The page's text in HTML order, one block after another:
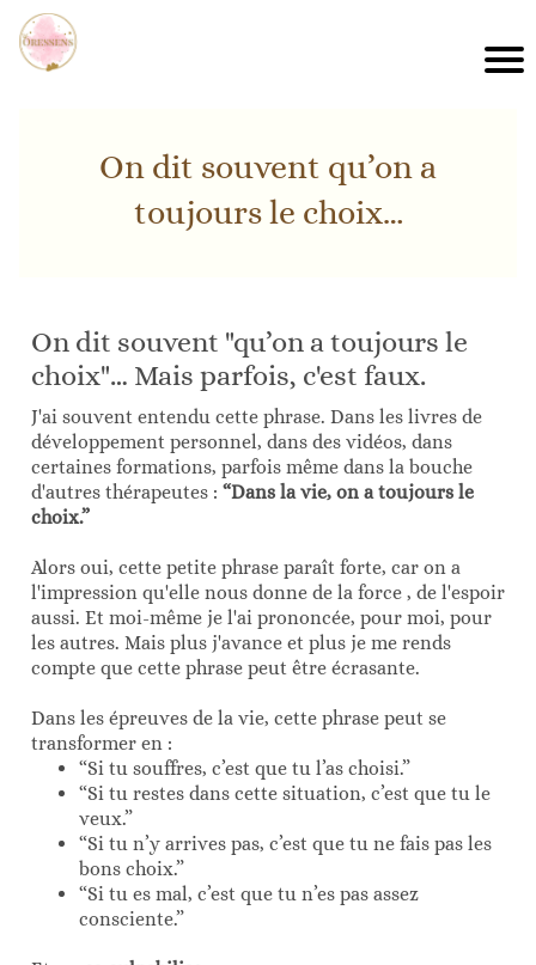
On dit souvent qu’on a
toujours le choix…
On dit souvent "qu’on a toujours le
choix"… Mais parfois, c'est faux.
J'ai souvent entendu cette phrase. Dans les livres de
développement personnel, dans des vidéos, dans
certaines formations, parfois même dans la bouche
d'autres thérapeutes : “Dans la vie, on a toujours le
choix.”
Alors oui, cette petite phrase paraît forte, car on a
l'impression qu'elle nous donne de la force , de l'espoir
aussi. Et moi-même je l'ai prononcée, pour moi, pour
les autres. Mais plus j'avance et plus je me rends
compte que cette phrase peut être écrasante.
Dans les épreuves de la vie, cette phrase peut se
transformer en :
“Si tu souffres, c’est que tu l’as choisi.”
“Si tu restes dans cette situation, c’est que tu le
veux.”
“Si tu n’y arrives pas, c’est que tu ne fais pas les
bons choix.”
“Si tu es mal, c’est que tu n’es pas assez
consciente.”